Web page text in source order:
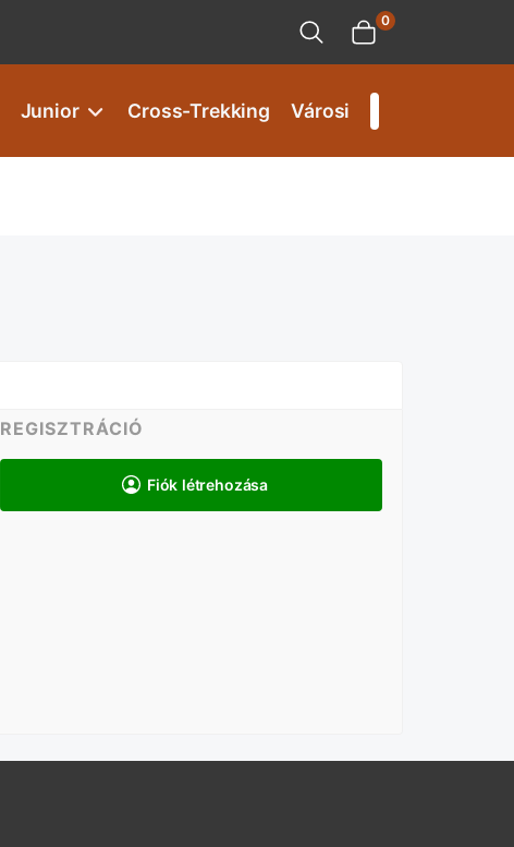
0
Junior Cross-Trekking Városi
REGISZTRÁCIÓ
Fiók létrehozása